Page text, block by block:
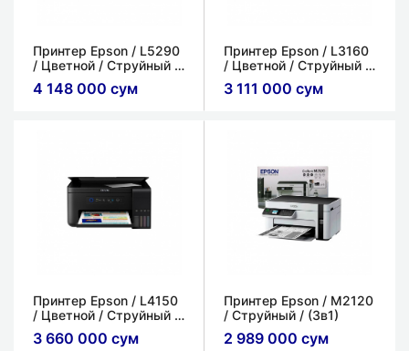
Принтер Epson / L5290
/ Цветной / Струйный /
(3в1)
4 148 000 сум
Принтер Epson / L3160
/ Цветной / Струйный /
(3в1)
3 111 000 сум
Принтер Epson / L4150
/ Цветной / Струйный /
(3в1)
3 660 000 сум
Принтер Epson / M2120
/ Струйный / (3в1)
2 989 000 сум